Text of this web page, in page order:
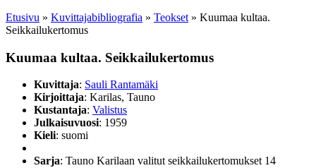
Etusivu » Kuvittaja­bibliografia » Teokset » Kuumaa kultaa.
Seikkailukertomus
Kuumaa kultaa. Seikkailukertomus
Kuvittaja: Sauli Rantamäki
Kirjoittaja: Karilas, Tauno
Kustantaja: Valistus
Julkaisuvuosi: 1959
Kieli: suomi
Sarja: Tauno Karilaan valitut seikkailukertomukset 14